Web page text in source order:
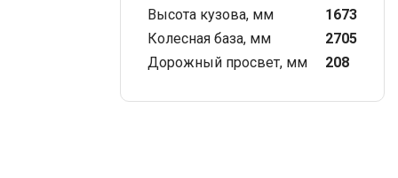
Высота кузова, мм
1673
Колесная база, мм
2705
Дорожный просвет, мм
208